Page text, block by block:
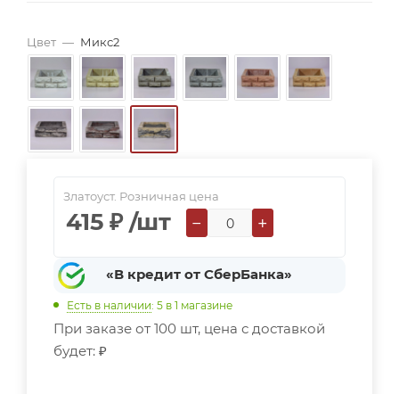
Цвет — Микс2
Златоуст. Розничная цена
415 ₽ /шт − +
«В кредит от СберБанка»
Есть в наличии: 5 в 1 магазине
При заказе от 100 шт, цена с доставкой
будет: ₽